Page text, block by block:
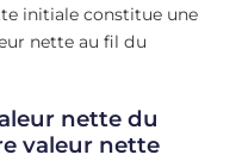
initiale constitue une
nette au fil du
nette du
valeur nette